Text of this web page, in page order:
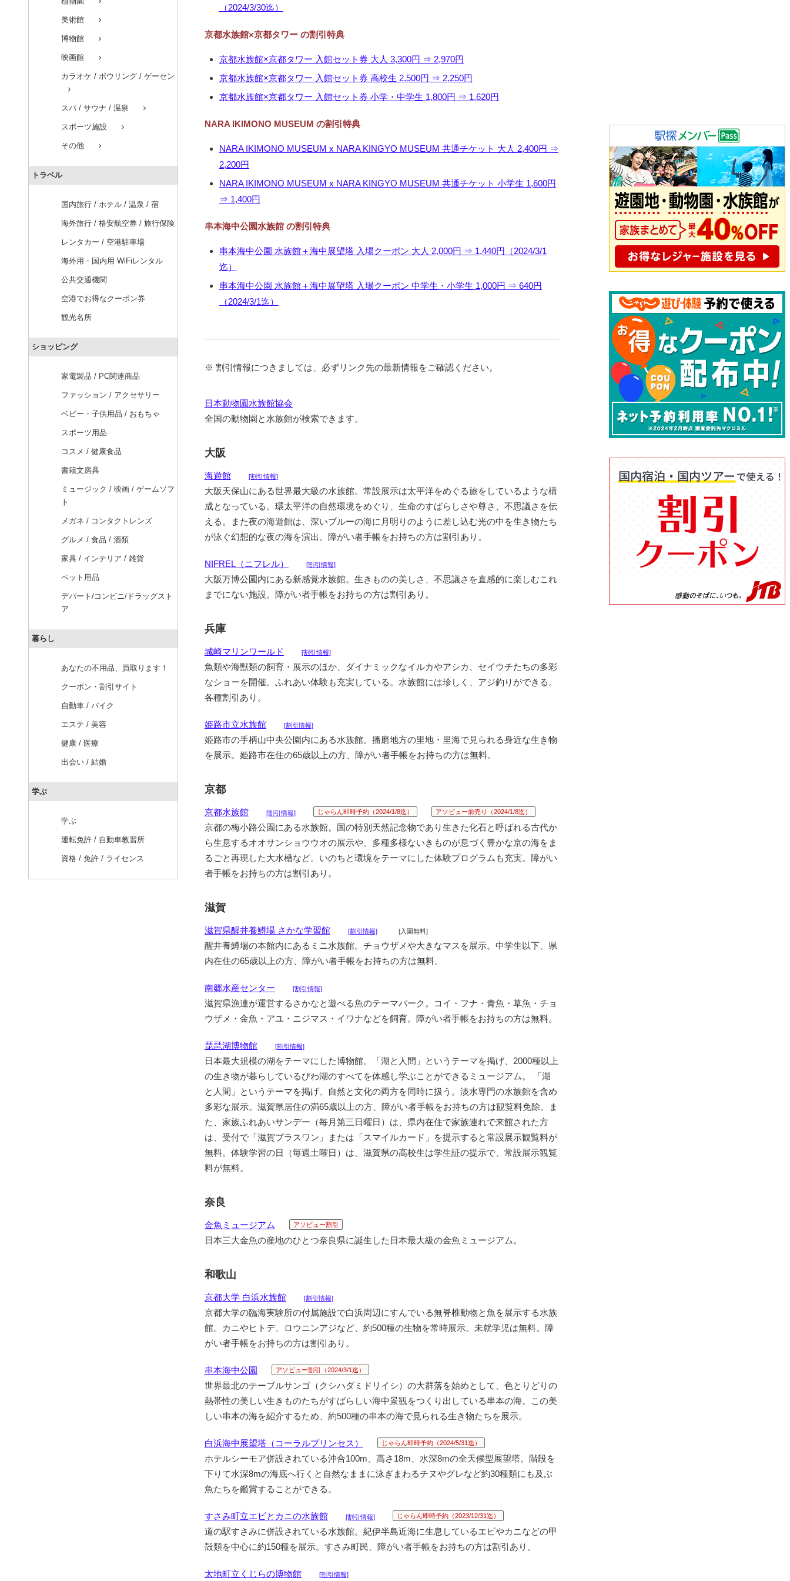
美術館 chevron_right
博物館 chevron_right
映画館 chevron_right
カラオケ / ボウリング / ゲーセン
chevron_right
スパ / サウナ / 温泉 chevron_right
スポーツ施設 chevron_right
その他 chevron_right
トラベル
国内旅行 / ホテル / 温泉 / 宿
海外旅行 / 格安航空券 / 旅行保険
レンタカー / 空港駐車場
海外用・国内用 WiFiレンタル
公共交通機関
空港でお得なクーポン券
観光名所
ショッピング
家電製品 / PC関連商品
ファッション / アクセサリー
ベビー・子供用品 / おもちゃ
スポーツ用品
コスメ / 健康食品
書籍文房具
ミュージック / 映画 / ゲームソフ
ト
メガネ / コンタクトレンズ
グルメ / 食品 / 酒類
家具 / インテリア / 雑貨
ペット用品
デパート/コンビニ/ドラッグスト
ア
暮らし
あなたの不用品、買取ります！
クーポン・割引サイト
自動車 / バイク
エステ / 美容
健康 / 医療
出会い / 結婚
学ぶ
学ぶ
運転免許 / 自動車教習所
資格 / 免許 / ライセンス
（2024/3/30迄）
京都水族館×京都タワー の割引特典
京都水族館×京都タワー 入館セット券 大人 3,300円 ⇒ 2,970円
京都水族館×京都タワー 入館セット券 高校生 2,500円 ⇒ 2,250円
京都水族館×京都タワー 入館セット券 小学・中学生 1,800円 ⇒ 1,620円
NARA IKIMONO MUSEUM の割引特典
NARA IKIMONO MUSEUM x NARA KINGYO MUSEUM 共通チケット 大人 2,400円 ⇒
2,200円
NARA IKIMONO MUSEUM x NARA KINGYO MUSEUM 共通チケット 小学生 1,600円
⇒ 1,400円
串本海中公園水族館 の割引特典
串本海中公園 水族館＋海中展望塔 入場クーポン 大人 2,000円 ⇒ 1,440円（2024/3/1
迄）
串本海中公園 水族館＋海中展望塔 入場クーポン 中学生・小学生 1,000円 ⇒ 640円
（2024/3/1迄）
※ 割引情報につきましては、必ずリンク先の最新情報をご確認ください。
日本動物園水族館協会
全国の動物園と水族館が検索できます。
大阪
海遊館 [割引情報]
大阪天保山にある世界最大級の水族館。常設展示は太平洋をめぐる旅をしているような構
成となっている。環太平洋の自然環境をめぐり、生命のすばらしさや尊さ、不思議さを伝
える。また夜の海遊館は、深いブルーの海に月明りのように差し込む光の中を生き物たち
が泳ぐ幻想的な夜の海を演出。障がい者手帳をお持ちの方は割引あり。
NIFREL（ニフレル） [割引情報]
大阪万博公園内にある新感覚水族館。生きものの美しさ、不思議さを直感的に楽しむこれ
までにない施設。障がい者手帳をお持ちの方は割引あり。
兵庫
城崎マリンワールド [割引情報]
魚類や海獣類の飼育・展示のほか、ダイナミックなイルカやアシカ、セイウチたちの多彩
なショーを開催。ふれあい体験も充実している。水族館には珍しく、アジ釣りができる。
各種割引あり。
姫路市立水族館 [割引情報]
姫路市の手柄山中央公園内にある水族館。播磨地方の里地・里海で見られる身近な生き物
を展示。姫路市在住の65歳以上の方、障がい者手帳をお持ちの方は無料。
京都
京都水族館 [割引情報] じゃらん即時予約（2024/1/8迄） アソビュー前売り（2024/1/8迄）
京都の梅小路公園にある水族館。国の特別天然記念物であり生きた化石と呼ばれる古代か
ら生息するオオサンショウウオの展示や、多種多様ないきものが息づく豊かな京の海をま
るごと再現した大水槽など。いのちと環境をテーマにした体験プログラムも充実。障がい
者手帳をお持ちの方は割引あり。
滋賀
滋賀県醒井養鱒場 さかな学習館 [割引情報] [入園無料]
醒井養鱒場の本館内にあるミニ水族館。チョウザメや大きなマスを展示。中学生以下、県
内在住の65歳以上の方、障がい者手帳をお持ちの方は無料。
南郷水産センター [割引情報]
滋賀県漁連が運営するさかなと遊べる魚のテーマパーク。コイ・フナ・青魚・草魚・チョ
ウザメ・金魚・アユ・ニジマス・イワナなどを飼育。障がい者手帳をお持ちの方は無料。
琵琶湖博物館 [割引情報]
日本最大規模の湖をテーマにした博物館。「湖と人間」というテーマを掲げ、2000種以上
の生き物が暮らしているびわ湖のすべてを体感し学ぶことができるミュージアム。 「湖
と人間」というテーマを掲げ、自然と文化の両方を同時に扱う。淡水専門の水族館を含め
多彩な展示。滋賀県居住の満65歳以上の方、障がい者手帳をお持ちの方は観覧料免除。ま
た、家族ふれあいサンデー（毎月第三日曜日）は、県内在住で家族連れで来館された方
は、受付で「滋賀プラスワン」または「スマイルカード」を提示すると常設展示観覧料が
無料。体験学習の日（毎週土曜日）は、滋賀県の高校生は学生証の提示で、常設展示観覧
料が無料。
奈良
金魚ミュージアム アソビュー割引
日本三大金魚の産地のひとつ奈良県に誕生した日本最大級の金魚ミュージアム。
和歌山
京都大学 白浜水族館 [割引情報]
京都大学の臨海実験所の付属施設で白浜周辺にすんでいる無脊椎動物と魚を展示する水族
館。カニやヒトデ、ロウニンアジなど、約500種の生物を常時展示。未就学児は無料。障
がい者手帳をお持ちの方は割引あり。
串本海中公園 アソビュー割引（2024/3/1迄）
世界最北のテーブルサンゴ（クシハダミドリイシ）の大群落を始めとして、色とりどりの
熱帯性の美しい生きものたちがすばらしい海中景観をつくり出している串本の海。この美
しい串本の海を紹介するため、約500種の串本の海で見られる生き物たちを展示。
白浜海中展望塔（コーラルプリンセス） じゃらん即時予約（2024/5/31迄）
ホテルシーモア併設されている沖合100m、高さ18m、水深8mの全天候型展望塔。階段を
下りて水深8mの海底へ行くと自然なままに泳ぎまわるチヌやグレなど約30種類にも及ぶ
魚たちを鑑賞することができる。
すさみ町立エビとカニの水族館 [割引情報] じゃらん即時予約（2023/12/31迄）
道の駅すさみに併設されている水族館。紀伊半島近海に生息しているエビやカニなどの甲
殻類を中心に約150種を展示。すさみ町民、障がい者手帳をお持ちの方は割引あり。
太地町立くじらの博物館 [割引情報]